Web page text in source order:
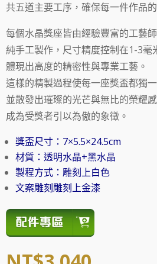
共五道主要工序，確保每一件作品
每個水晶獎座皆由經驗豐富的工藝
純手工製作，尺寸精度控制在1-3毫
體現出高度的精密性與專業工藝。
這樣的精製過程使每一座獎盃都獨一
並散發出璀璨的光芒與無比的榮耀感
成為受獎者引以為傲的象徵。
獎盃尺寸：7×5.5×24.5cm
材質：透明水晶+黑水晶
製程方式：雕刻上白色
文案雕刻雕刻上金漆